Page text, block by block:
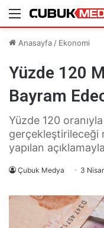
Menü
Anasayfa / Ekonomi
Yüzde 120
Bayram
Yüzde 120
gerçekleştirileceği
yapılan
Çubuk Medya 3